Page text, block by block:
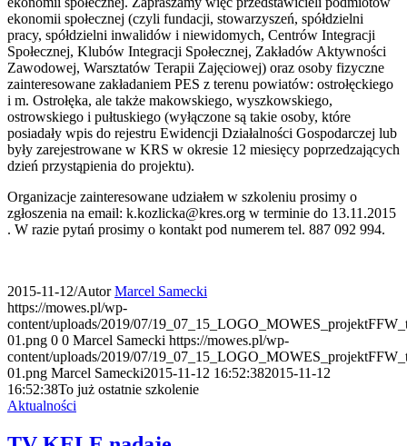
ekonomii społecznej (czyli fundacji, stowarzyszeń, spółdzielni
pracy, spółdzielni inwalidów i niewidomych, Centrów Integracji
Społecznej, Klubów Integracji Społecznej, Zakładów Aktywności
Zawodowej, Warsztatów Terapii Zajęciowej) oraz osoby fizyczne
zainteresowane zakładaniem PES z terenu powiatów: ostrołęckiego
i m. Ostrołęka, ale także makowskiego, wyszkowskiego,
ostrowskiego i pułtuskiego (wyłączone są takie osoby, które
posiadały wpis do rejestru Ewidencji Działalności Gospodarczej lub
były zarejestrowane w KRS w okresie 12 miesięcy poprzedzających
dzień przystąpienia do projektu).
Organizacje zainteresowane udziałem w szkoleniu prosimy o
zgłoszenia na email: k.kozlicka@kres.org w terminie do 13.11.2015
. W razie pytań prosimy o kontakt pod numerem tel. 887 092 994.
2015-11-12/AutorMarcel Samecki
https://mowes.pl/wp-
content/uploads/2019/07/
01.png 0 0 Marcel Samecki https://mowes.pl/wp-
content/uploads/2019/07/
01.png Marcel Samecki2015-11-12 16:52:382015-11-12
16:52:38To już ostatnie szkolenie
Aktualności